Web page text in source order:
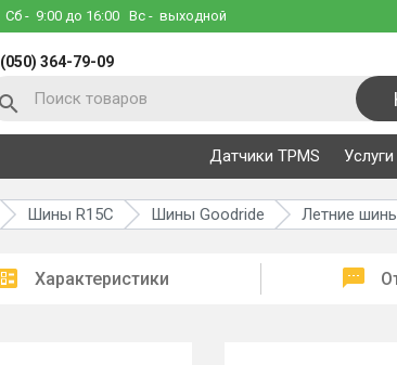
Сб - 9:00 до 16:00 Вс - выходной
(050) 364-79-09
Датчики TPMS
Шины R15C Шины Goodride Летние
Характеристики